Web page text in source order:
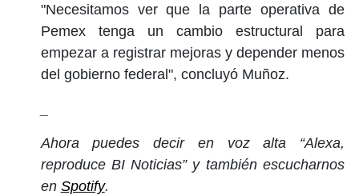
"Necesitamos ver que la parte operativa de
Pemex tenga un cambio estructural para
empezar a registrar mejoras y depender menos
del gobierno federal", concluyó Muñoz.
Ahora puedes decir en voz alta “Alexa,
reproduce BI Noticias” y también escucharnos
en Spotify.